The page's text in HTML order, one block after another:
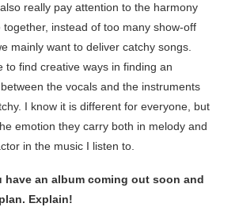
really pay attention to the harmony
instead of too many show-off
mainly want to deliver catchy songs.
to find creative ways in finding an
the vocals and the instruments
I know it is different for everyone, but
emotion they carry both in melody and
in the music I listen to.
have an album coming out soon and
Explain!